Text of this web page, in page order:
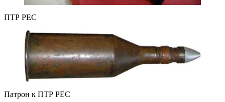
ПТР РЕС
Патрон к ПТР РЕС